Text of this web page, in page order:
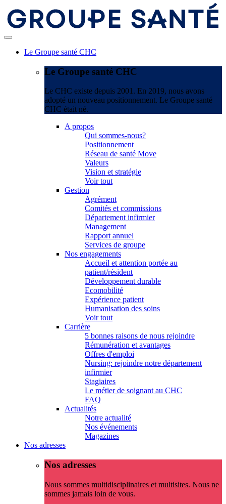
Le Groupe santé CHC
Le Groupe santé CHC
Le CHC existe depuis 2001. En 2019, nous avons
adopté un nouveau positionnement. Le Groupe santé
CHC était né.
A propos
Qui sommes-nous?
Positionnement
Réseau de santé Move
Valeurs
Vision et stratégie
Voir tout
Gestion
Agrément
Comités et commissions
Département infirmier
Management
Rapport annuel
Services de groupe
Nos engagements
Accueil et attention portée au
patient/résident
Développement durable
Ecomobilité
Expérience patient
Humanisation des soins
Voir tout
Carrière
5 bonnes raisons de nous rejoindre
Rémunération et avantages
Offres d'emploi
Nursing: rejoindre notre département
infirmier
Stagiaires
Le métier de soignant au CHC
FAQ
Actualités
Notre actualité
Nos événements
Magazines
Nos adresses
Nos adresses
Nous sommes multidisciplinaires et multisites. Nous ne
sommes jamais loin de vous.